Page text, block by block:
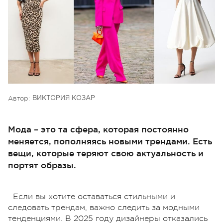
Автор: ВИКТОРИЯ КОЗАР
Мода – это та сфера, которая постоянно
меняется, пополняясь новыми трендами. Есть
вещи, которые теряют свою актуальность и
портят образы.
Если вы хотите оставаться стильными и
следовать трендам, важно следить за модными
тенденциями. В 2025 году дизайнеры отказались